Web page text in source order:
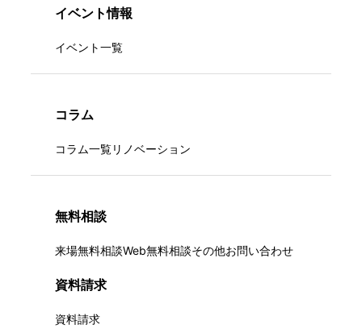
イベント情報
イベント一覧
コラム
コラム一覧リノベーション
無料相談
来場無料相談Web無料相談その他お問い合わせ
資料請求
資料請求